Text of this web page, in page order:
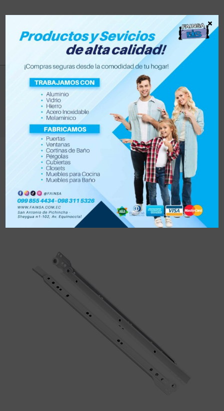
riel
Productos > riel
Filtrar
Orden por defecto
×